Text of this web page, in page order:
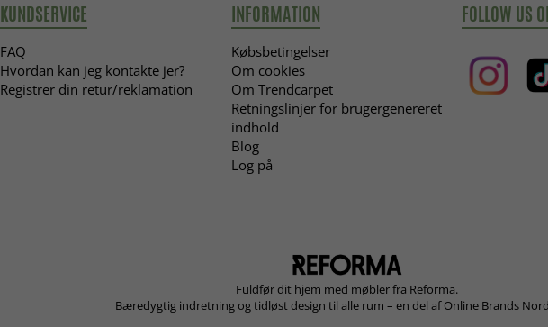
KUNDSERVICE
FAQ
Hvordan kan jeg kontakte jer?
Registrer din retur/reklamation
INFORMATION
Købsbetingelser
Om cookies
Om Trendcarpet
Retningslinjer for brugergenereret
indhold
Blog
Log på
FOLLOW US
Fuldfør dit hjem med møbler fra Reforma.
Bæredygtig indretning og tidløst design til alle rum – en del af Online Brands